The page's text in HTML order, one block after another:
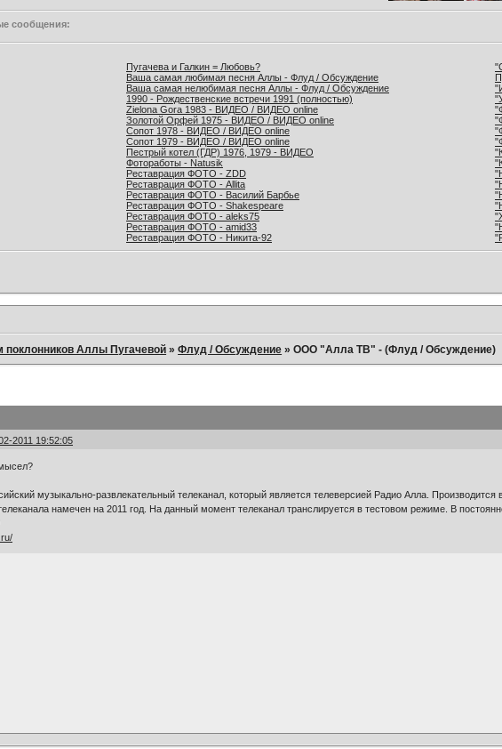
сообщения:
Пугачева и Галкин = Любовь?
Ваша самая любимая песня Аллы - Флуд / Обсуждение
Ваша самая нелюбимая песня Аллы - Флуд / Обсуждение
1990 - Рождественские встречи 1991 (полностью)
Zielona Gora 1983 - ВИДЕО / ВИДЕО online
Золотой Орфей 1975 - ВИДЕО / ВИДЕО online
Сопот 1978 - ВИДЕО / ВИДЕО online
Сопот 1979 - ВИДЕО / ВИДЕО online
Пестрый котел (ГДР) 1976, 1979 - ВИДЕО
Фотоработы - Natusik
Реставрация ФОТО - ZDD
Реставрация ФОТО - Allita
Реставрация ФОТО - Василий Барбье
Реставрация ФОТО - Shakespeare
Реставрация ФОТО - aleks75
Реставрация ФОТО - amid33
Реставрация ФОТО - Никита-92
Аллы Пугачевой »Флуд / Обсуждение »ООО "Алла ТВ" - (Флуд / Обсуждение)
2011 19:52:05
музыкально-развлекательный телеканал, который является телеверсией Радио Алла.
намечен на 2011 год. На данный момент телеканал транслируется в тестовом режиме. В